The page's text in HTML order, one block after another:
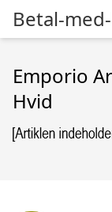
Betal-
Emporio
Hvid